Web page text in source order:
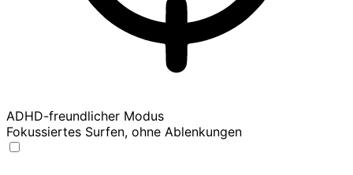
ADHD-freundlicher Modus
Fokussiertes Surfen, ohne Ablenkungen